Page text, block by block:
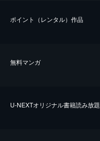
ポイント（レンタル）作品
無料マンガ
U-NEXTオリジナル書籍読み放題